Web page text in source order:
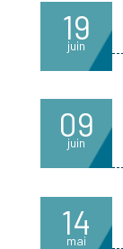
19
juin
09
juin
14
mai